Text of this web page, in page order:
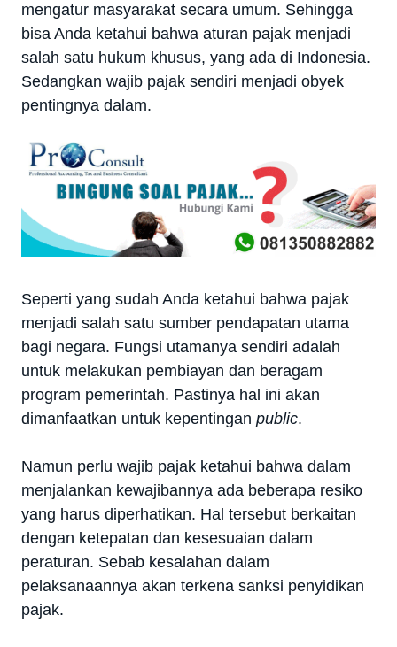
mengatur masyarakat secara umum. Sehingga
bisa Anda ketahui bahwa aturan pajak menjadi
salah satu hukum khusus, yang ada di Indonesia.
Sedangkan wajib pajak sendiri menjadi obyek
pentingnya dalam.
Seperti yang sudah Anda ketahui bahwa pajak
menjadi salah satu sumber pendapatan utama
bagi negara. Fungsi utamanya sendiri adalah
untuk melakukan pembiayan dan beragam
program pemerintah. Pastinya hal ini akan
dimanfaatkan untuk kepentingan public.
Namun perlu wajib pajak ketahui bahwa dalam
menjalankan kewajibannya ada beberapa resiko
yang harus diperhatikan. Hal tersebut berkaitan
dengan ketepatan dan kesesuaian dalam
peraturan. Sebab kesalahan dalam
pelaksanaannya akan terkena sanksi penyidikan
pajak.